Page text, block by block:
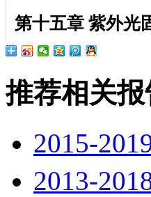
第十五章 紫外光
推荐相关报
2015-
2013-